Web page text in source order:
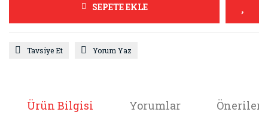
SEPETE EKLE
Tavsiye Et Yorum Yaz
Ürün Bilgisi Yorumlar